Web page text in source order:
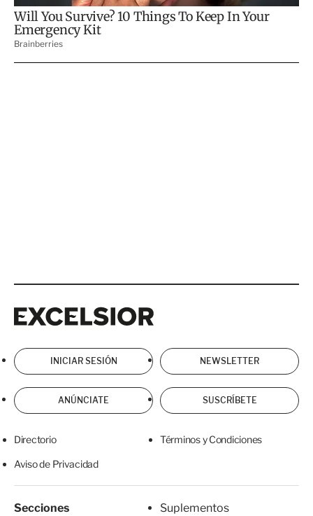
INICIAR SESIÓN NEWSLETTER
ANÚNCIATE SUSCRÍBETE
Directorio Términos y Condiciones
Aviso de Privacidad
Secciones
Suplementos